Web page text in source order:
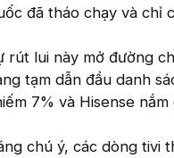
đã tháo chạy và chỉ
rút lui này mở đường
tạm dẫn đầu danh
7% và Hisense nắm
chú ý, các dòng tivi